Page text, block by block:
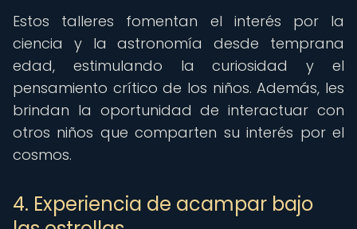
Estos talleres fomentan el interés por la
ciencia y la astronomía desde temprana
edad, estimulando la curiosidad y el
pensamiento crítico de los niños. Además, les
brindan la oportunidad de interactuar con
otros niños que comparten su interés por el
cosmos.
4. Experiencia de acampar bajo